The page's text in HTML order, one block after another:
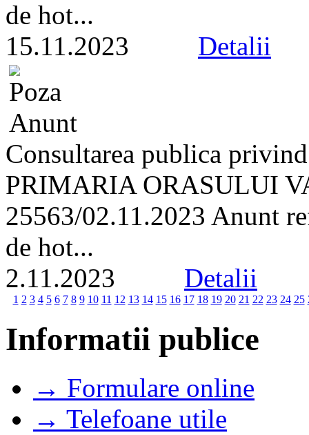
de hot...
15.11.2023 Detalii
Consultarea publica
PRIMARIA ORASULUI
25563/02.11.2023 Anunt
de hot...
2.11.2023 Detalii
1 2 3 4 5 6 7 8 9 10 11 12 13 14 15 16 17 18 19 20 21 22 23 24 25
Informatii publice
→ Formulare online
→ Telefoane utile